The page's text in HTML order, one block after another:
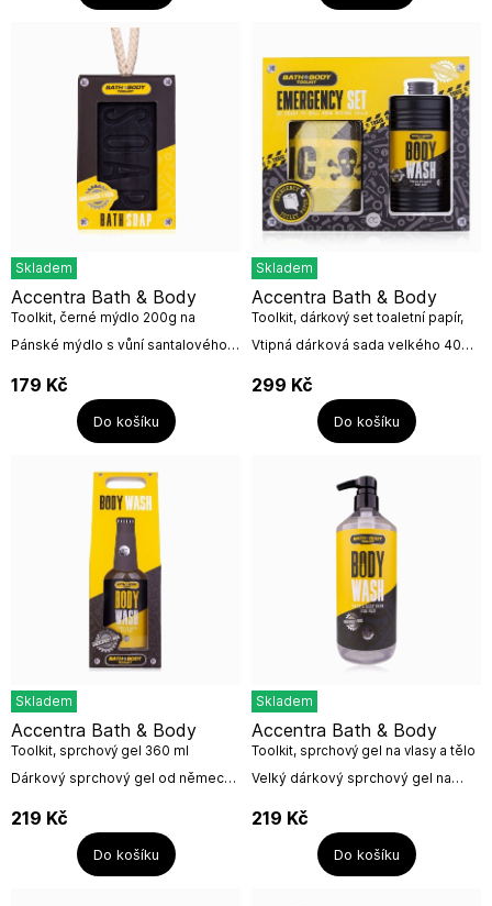
Skladem
Pánské mýdlo s vůní santalového
na šňůrce. Mýdlo baleno v dárkové
krabičce.Netestované na...
Accentra Bath & Body
Toolkit, černé mýdlo 200g na
šňůrce
179 Kč
Do košíku
Skladem
Vtipná dárková sada velkého 400
santalového dřeva a pižma a
toaletního papíru s varováním o
nebezpečí od...
Accentra Bath & Body
Toolkit, dárkový set toaletní papír,
sprchový gel 400ml
299 Kč
Do košíku
Skladem
Dárkový sprchový gel od německé
360ml v láhvi v dárkové krabičce,
vůně: santalové dřevo a...
Accentra Bath & Body
Toolkit, sprchový gel 360 ml
219 Kč
Do košíku
Skladem
Velký dárkový sprchový gel na
santalového dřeva a pižma s
praktickou pumpičkou.Objem:
1000 ml /...
Accentra Bath & Body
Toolkit, sprchový gel na vlasy a tělo
pro muže, 1L
219 Kč
Do košíku